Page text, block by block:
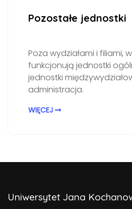
Pozostałe jednostki
Poza wydziałami i filiami,
funkcjonują jednostki
jednostki
administracja.
WIĘCEJ
Uniwersytet Jana